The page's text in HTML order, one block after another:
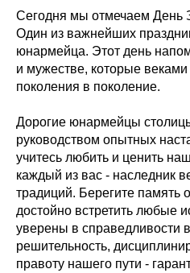
Сегодня мы отмечаем День
Один из важнейших
юнармейца. Этот день
и мужестве, которые
поколения в поколение.
Дорогие юнармейцы
руководством опытных
учитесь любить и ценить
каждый из вас - наследник
традиций. Берегите память
достойно встретить любые
уверены в справедливости
решительность,
правоту нашего пути -